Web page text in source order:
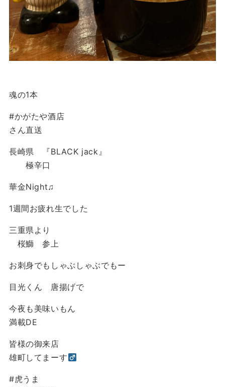
魂の1本
#かがたや酒店
さん直送
長崎県 『BLACK jack』
極辛口
華金Night♫
1週間お疲れ生でした
三重県より
桜鰤 参上
お刺身でもしゃぶしゃぶでもー
目光くん 唐揚げで
今夜も美味いもん
満載DE
皆様の御来店
雄町してまーす‍
#虎うま